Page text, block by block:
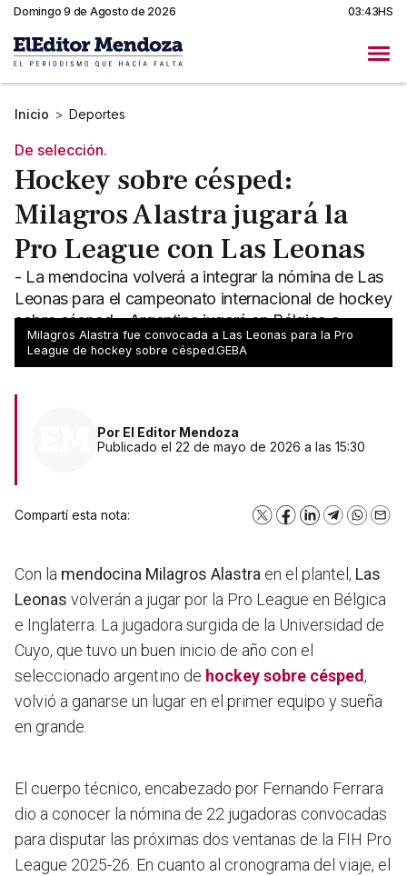
Domingo 9 de Agosto de 2026 03:43HS
Inicio > Deportes
De selección.
Hockey sobre césped:
Milagros Alastra jugará la
Pro League con Las Leonas
- La mendocina volverá a integrar la nómina de Las
Leonas para el campeonato internacional de hockey
sobre césped - Argentina jugará en Bélgica e
Inglaterra
Milagros Alastra fue convocada a Las Leonas para la Pro
League de hockey sobre césped.GEBA
Por El Editor Mendoza
Publicado el 22 de mayo de 2026 a las 15:30
Compartí esta nota: X Facebook
LinkedInTelegram
Con la mendocina Milagros Alastra en el plantel, Las
Leonas volverán a jugar por la Pro League en Bélgica
e Inglaterra. La jugadora surgida de la Universidad de
Cuyo, que tuvo un buen inicio de año con el
seleccionado argentino de hockey sobre césped,
volvió a ganarse un lugar en el primer equipo y sueña
en grande.
El cuerpo técnico, encabezado por Fernando Ferrara
dio a conocer la nómina de 22 jugadoras convocadas
para disputar las próximas dos ventanas de la FIH Pro
League 2025-26. En cuanto al cronograma del viaje, el